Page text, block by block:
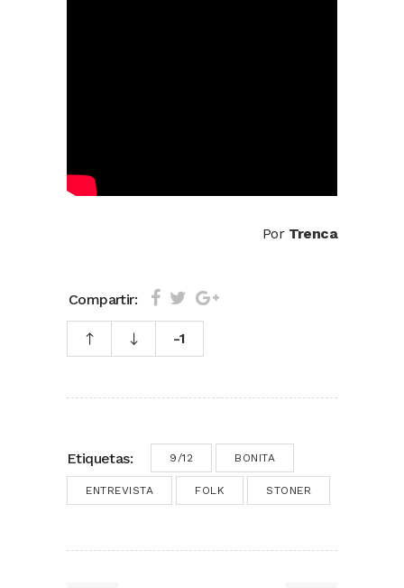
Por Trenca
Compartir:
-1
Etiquetas: 9/12 BONITA
ENTREVISTA FOLK STONER